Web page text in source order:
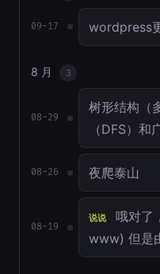
09-17 wordpress
8 月 3
08-29
树形结构（
（DFS）和
08-26 夜爬泰山
08-19
说说
哦对了
www) 但是